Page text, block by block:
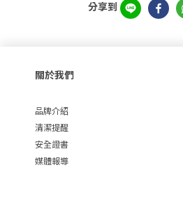
分享到
關於我們
品牌介紹
清潔提醒
安全證書
媒體報導